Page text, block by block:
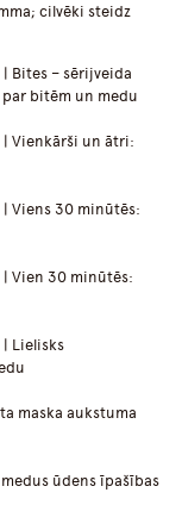
cilvēki steidz
| Bites – sērijveida
bitēm un medu
| Vienkārši un ātri:
| Viens 30 minūtēs:
| Vien 30 minūtēs:
| Lielisks
maska aukstuma
ūdens īpašības